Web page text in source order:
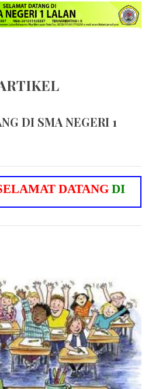
DI SMA NEGERI 1
MAT DATANG DI SM